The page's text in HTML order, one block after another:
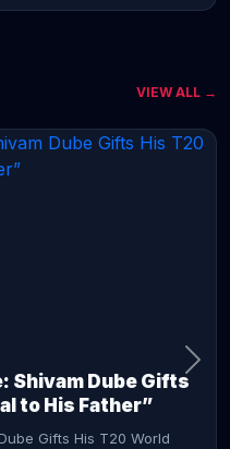
VIEW ALL →
Shivam Dube Gifts
to His Father”
Gifts His T20 World